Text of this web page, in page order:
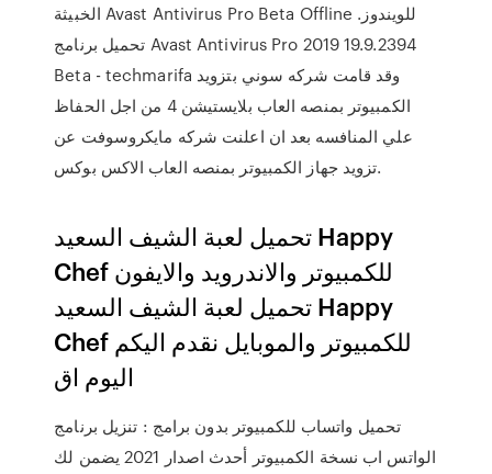
الخبيثة Avast Antivirus Pro Beta Offline للويندوز.
تحميل برنامج Avast Antivirus Pro 2019 19.9.2394
Beta - techmarifa وقد قامت شركه سوني بتزويد
الكمبيوتر بمنصه العاب بلايستيشن 4 من اجل الحفاظ
علي المنافسه بعد ان اعلنت شركه مايكروسوفت عن
تزويد جهاز الكمبيوتر بمنصه العاب الاكس بوكس.
تحميل لعبة الشيف السعيد Happy
Chef للكمبيوتر والاندرويد والايفون
تحميل لعبة الشيف السعيد Happy
Chef للكمبيوتر والموبايل نقدم اليكم
اليوم اق
تحميل واتساب للكمبيوتر بدون برامج : تنزيل برنامج
الواتس اب نسخة الكمبيوتر أحدث اصدار 2021 يضمن لك